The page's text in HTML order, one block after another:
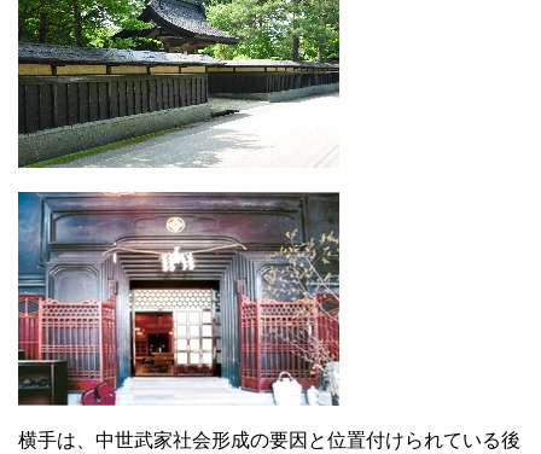
横手は、中世武家社会形成の要因と位置付けられている後